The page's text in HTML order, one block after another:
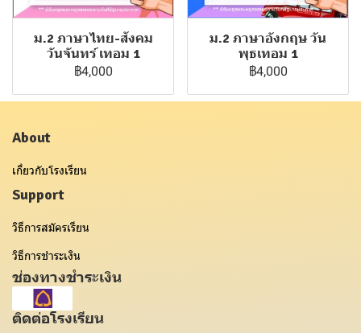
ม.2 ภาษาไทย-สังคม
วันจันทร์ เทอม 1
฿4,000
ม.2 ภาษาอังกฤษ วัน
พุธเทอม 1
฿4,000
About
เกี่ยวกับโรงเรียน
Support
วิธีการสมัครเรียน
วิธีการชำระเงิน
ช่องทางชำระเงิน
ติดต่อโรงเรียน